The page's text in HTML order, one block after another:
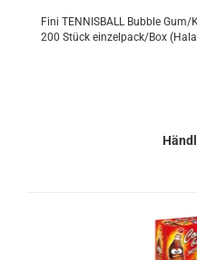
Fini TEN­NIS­BALL Bub­ble
200 Stück ein­zel­pack/Box